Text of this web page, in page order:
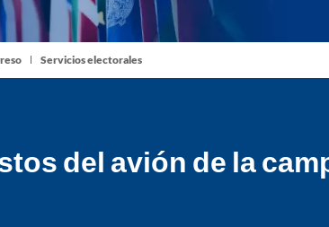
Servicios electorales
del avión de la